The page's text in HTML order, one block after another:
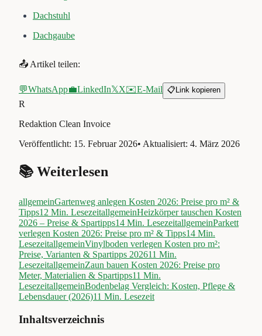
Dachstuhl
Dachgaube
📤 Artikel teilen:
💬WhatsApp💼LinkedIn𝕏X✉️E-Mail 📋 Link kopieren
R
Redaktion Clean Invoice
Veröffentlicht: 15. Februar 2026• Aktualisiert: 4. März 2026
📚 Weiterlesen
allgemeinGartenweg anlegen Kosten 2026: Preise pro m² &
Tipps12 Min. LesezeitallgemeinHeizkörper tauschen Kosten
2026 – Preise & Spartipps14 Min. LesezeitallgemeinParkett
verlegen Kosten 2026: Preise pro m² & Tipps14 Min.
LesezeitallgemeinVinylboden verlegen Kosten pro m²:
Preise, Varianten & Spartipps 202611 Min.
LesezeitallgemeinZaun bauen Kosten 2026: Preise pro
Meter, Materialien & Spartipps11 Min.
LesezeitallgemeinBodenbelag Vergleich: Kosten, Pflege &
Lebensdauer (2026)11 Min. Lesezeit
Inhaltsverzeichnis